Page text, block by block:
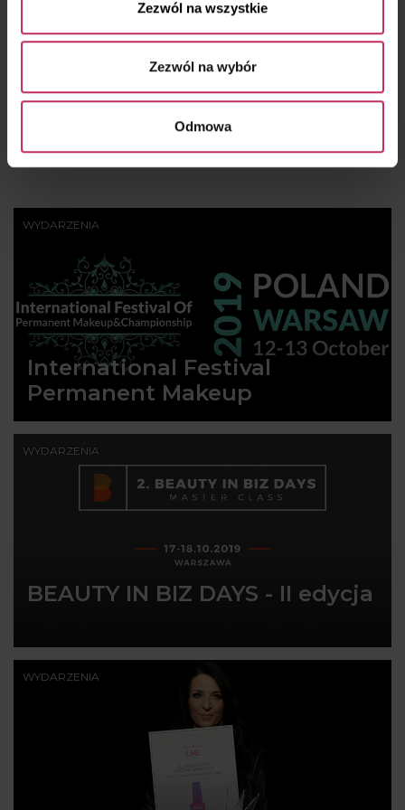
Zezwól na wszystkie
Zezwól na wybór
Odmowa
LNE jest patronem medialnym warsztatów.
www.holistixconsulting.com
WYDARZENIA
International Festival
Permanent Makeup
WYDARZENIA
BEAUTY IN BIZ DAYS - II edycja
WYDARZENIA